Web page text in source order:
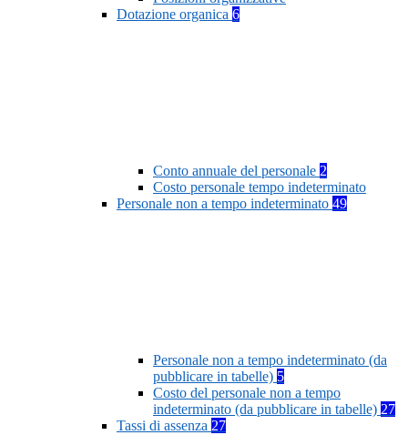
Dotazione organica 6
Conto annuale del personale 2
Costo personale tempo indeterminato
Personale non a tempo indeterminato 49
Personale non a tempo indeterminato (da
pubblicare in tabelle) 5
Costo del personale non a tempo
indeterminato (da pubblicare in tabelle) 27
Tassi di assenza 27